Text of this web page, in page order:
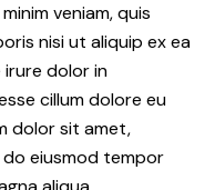
veniam, quis
nisi ut aliquip ex ea
dolor in
cillum dolore eu
dolor sit amet,
eiusmod tempor